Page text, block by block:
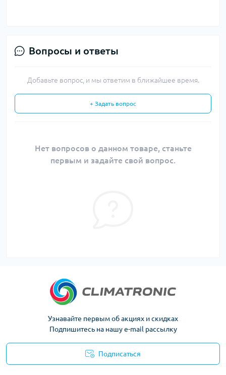
Вопросы и ответы
Добавьте вопрос, и мы ответим в ближайшее время.
+ Задать вопрос
Нет вопросов о данном товаре, станьте
первым и задайте свой вопрос.
Узнавайте первым об акциях и скидках
Подпишитесь на нашу e-mail рассылку
Подписаться